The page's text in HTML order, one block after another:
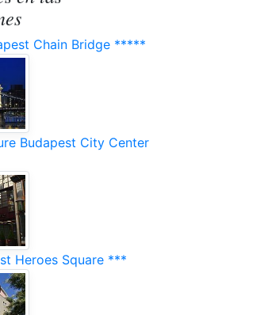
Chain Bridge *****
Budapest City Center
Heroes Square ***